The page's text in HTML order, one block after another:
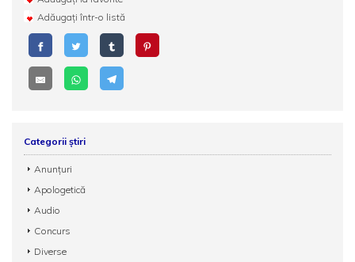
Adăugați într-o listă
Categorii știri
Anunțuri
Apologetică
Audio
Concurs
Diverse